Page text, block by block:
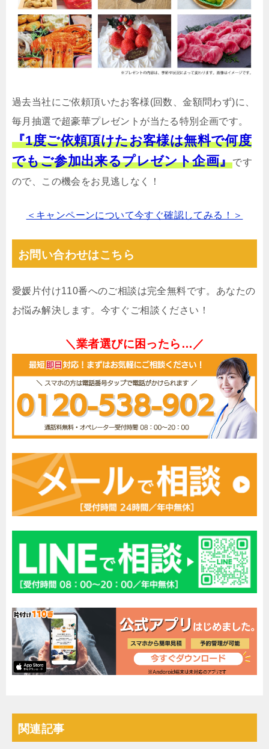
過去当社にご依頼頂いたお客様(回数、金額問わず)に、
毎月抽選で超豪華プレゼントが当たる特別企画です。
『1度ご依頼頂けたお客様は無料で何度
でもご参加出来るプレゼント企画』です
ので、この機会をお見逃しなく！
＜キャンペーンについて今すぐ確認してみる！＞
お問い合わせはこちら
愛媛片付け110番へのご相談は完全無料です。あなたの
お悩み解決します。今すぐご相談ください！
＼業者選びに困ったら…／
関連記事